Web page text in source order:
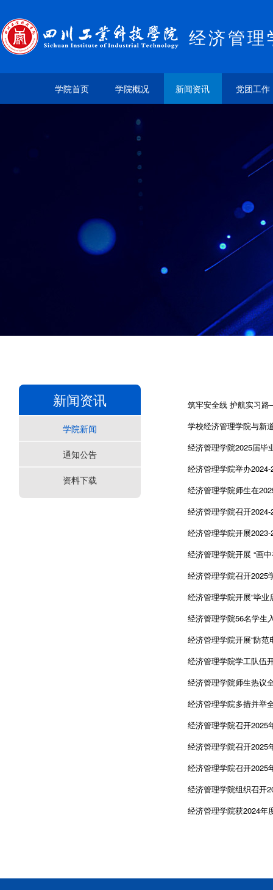
经济管理
学院首页 学院概况 新闻资讯 党团工作
新闻资讯
学院新闻
通知公告
资料下载
筑牢安全线 护航实习
学校经济管理学院与新
经济管理学院2025届毕
经济管理学院举办
经济管理学院师生在
经济管理学院召开
经济管理学院开展
经济管理学院开展 “画
经济管理学院召开2025
经济管理学院开展“毕
经济管理学院56名学生
经济管理学院开展“防
经济管理学院学工队伍
经济管理学院师生热议
经济管理学院多措并举
经济管理学院召开2025
经济管理学院召开2025
经济管理学院召开2025
经济管理学院组织召开
经济管理学院获2024年